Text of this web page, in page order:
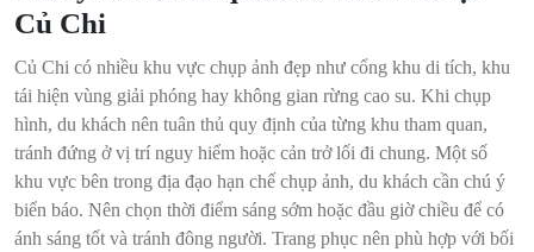
Củ Chi
Củ Chi có nhiều khu vực chụp ảnh đẹp như cổng khu di tích, khu
tái hiện vùng giải phóng hay không gian rừng cao su. Khi chụp
hình, du khách nên tuân thủ quy định của từng khu tham quan,
tránh đứng ở vị trí nguy hiểm hoặc cản trở lối đi chung. Một số
khu vực bên trong địa đạo hạn chế chụp ảnh, du khách cần chú ý
biển báo. Nên chọn thời điểm sáng sớm hoặc đầu giờ chiều để có
ánh sáng tốt và tránh đông người. Trang phục nên phù hợp với bối